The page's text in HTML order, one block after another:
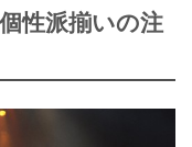
性派揃いの注